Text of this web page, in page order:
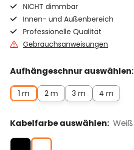
NICHT dimmbar
Innen- und Außenbereich
Professionelle Qualität
Gebrauchsanweisungen
Aufhängeschnur auswählen:
1 m 2 m 3 m 4 m
Kabelfarbe auswählen: Weiß